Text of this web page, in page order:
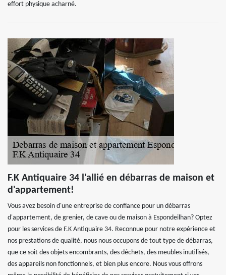
effort physique acharné.
F.K Antiquaire 34 l'allié en débarras de maison et
d'appartement!
Vous avez besoin d'une entreprise de confiance pour un débarras
d'appartement, de grenier, de cave ou de maison à Espondeilhan? Optez
pour les services de F.K Antiquaire 34. Reconnue pour notre expérience et
nos prestations de qualité, nous nous occupons de tout type de débarras,
que ce soit des objets encombrants, des déchets, des meubles inutilisés,
des appareils non fonctionnels, et bien plus encore. Nous vous offrons